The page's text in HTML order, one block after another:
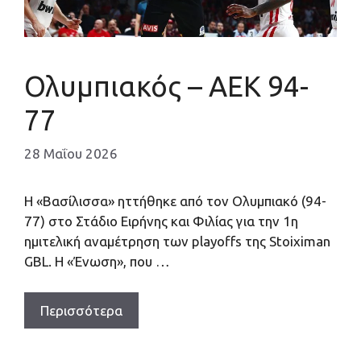
Ολυμπιακός – ΑΕΚ 94-
77
28 Μαΐου 2026
Η «Βασίλισσα» ηττήθηκε από τον Ολυμπιακό (94-
77) στο Στάδιο Ειρήνης και Φιλίας για την 1η
ημιτελική αναμέτρηση των playoffs της Stoiximan
GBL. Η «Ένωση», που …
Περισσότερα